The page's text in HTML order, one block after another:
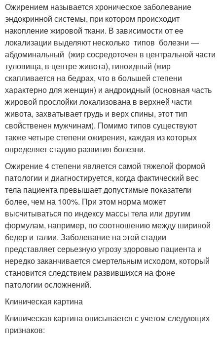
Ожирением называется хроническое заболевание
эндокринной системы, при котором происходит
накопление жировой ткани. В зависимости от ее
локализации выделяют несколько типов болезни —
абдоминальный (жир сосредоточен в центральной части
туловища, в центре живота), гиноидный (жир
скапливается на бедрах, что в большей степени
характерно для женщин) и андроидный (основная часть
жировой прослойки локализована в верхней части
живота, захватывает грудь и верх спины, этот тип
свойственен мужчинам). Помимо типов существуют
также четыре степени ожирения, каждая из которых
определяет стадию развития болезни.
Ожирение 4 степени является самой тяжелой формой
патологии и диагностируется, когда фактический вес
тела пациента превышает допустимые показатели
более, чем на 100%. При этом норма может
высчитываться по индексу массы тела или другим
формулам, например, по соотношению между шириной
бедер и талии. Заболевание на этой стадии
представляет серьезную угрозу здоровью пациента и
нередко заканчивается смертельным исходом, который
становится следствием развившихся на фоне
патологии осложнений.
Клиническая картина
Клиническая картина описывается с учетом следующих
признаков: